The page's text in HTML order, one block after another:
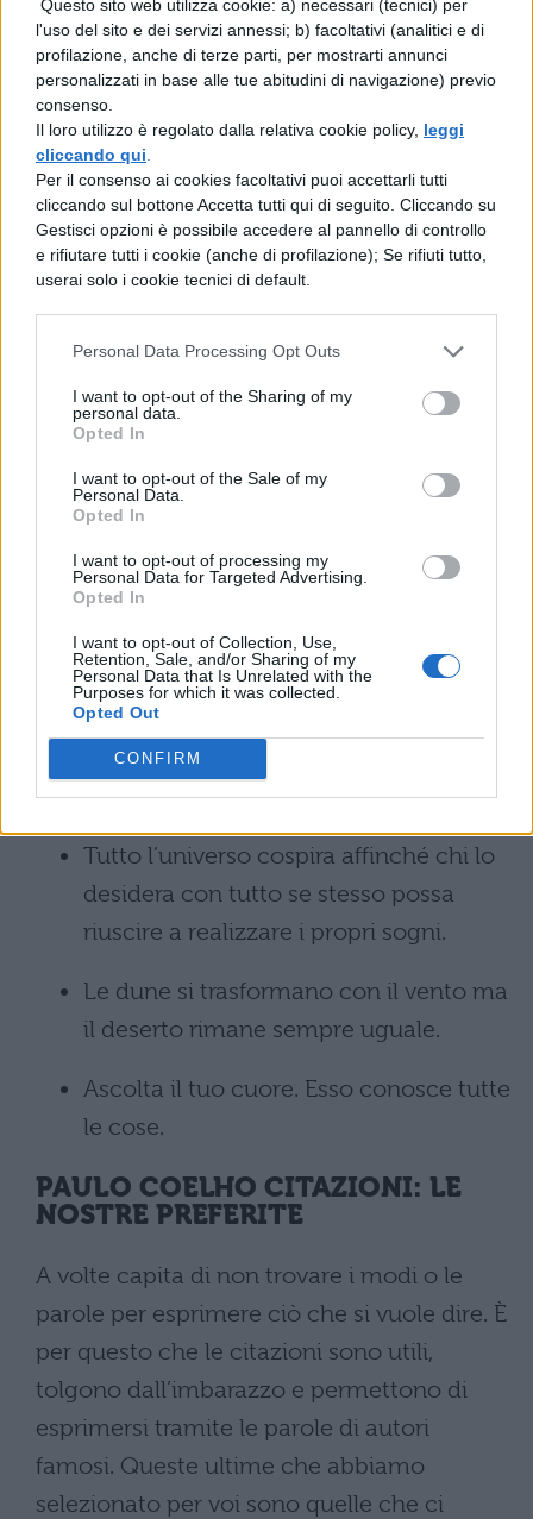
Questo sito web utilizza cookie: a) necessari (tecnici) per
l'uso del sito e dei servizi annessi; b) facoltativi (analitici e di
profilazione, anche di terze parti, per mostrarti annunci
personalizzati in base alle tue abitudini di navigazione) previo
consenso.
Il loro utilizzo è regolato dalla relativa cookie policy, leggi
cliccando qui
Per il consenso ai cookies facoltativi puoi accettarli tutti
cliccando sul bottone Accetta tutti qui di seguito. Cliccando su
Gestisci opzioni è possibile accedere al pannello di controllo
e rifiutare tutti i cookie (anche di profilazione); Se rifiuti tutto,
userai solo i cookie tecnici di default.
Personal Data Processing Opt Outs
I want to opt-out of the Sharing of my
personal data.
Opted In
I want to opt-out of the Sale of my
Personal Data.
Opted In
I want to opt-out of processing my
Personal Data for Targeted Advertising.
Opted In
I want to opt-out of Collection, Use,
Retention, Sale, and/or Sharing of my
Personal Data that Is Unrelated with the
Purposes for which it was collected.
Opted Out
CONFIRM
ingannare. Non cercare la salute,
anche quella può affievolirsi. Cerca
qualcuno che ti faccia sorridere,
perché ci vuole solo un sorriso per far
sembrare brillante una giornataccia.
PAULO COELHO FRASI
L’ALCHIMISTA
letti dell’autore brasiliano:
Credo che solo una cosa renda
impossibile la realizzazione di un
Le decisioni sono soltanto l’inizio di
qualcosa. Quando si prende una
decisione, in realtà si comincia a
scivolare in una forte corrente che ti
porta verso un luogo mai neppure
sognato al momento di decidere.
Tutto l’universo cospira affinché chi lo
desidera con tutto se stesso possa
riuscire a realizzare i propri sogni.
Le dune si trasformano con il vento ma
il deserto rimane sempre uguale.
Ascolta il tuo cuore. Esso conosce tutte
le cose.
PAULO COELHO CITAZIONI: LE
NOSTRE PREFERITE
A volte capita di non trovare i modi o le
parole per esprimere ciò che si vuole dire. È
per questo che le citazioni sono utili,
tolgono dall’imbarazzo e permettono di
esprimersi tramite le parole di autori
famosi. Queste ultime che abbiamo
selezionato per voi sono quelle che ci